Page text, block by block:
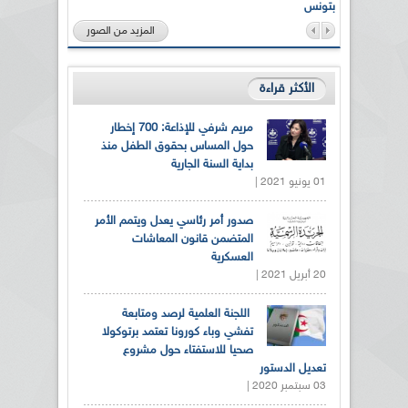
بتونس
المزيد من الصور
الأكثر قراءة
مريم شرفي للإذاعة: 700 إخطار
حول المساس بحقوق الطفل منذ
بداية السنة الجارية
01 يونيو 2021 |
صدور أمر رئاسي يعدل ويتمم الأمر
المتضمن قانون المعاشات
العسكرية
20 أبريل 2021 |
اللجنة العلمية لرصد ومتابعة
تفشي وباء كورونا تعتمد برتوكولا
صحيا للاستفتاء حول مشروع
تعديل الدستور
03 سبتمبر 2020 |